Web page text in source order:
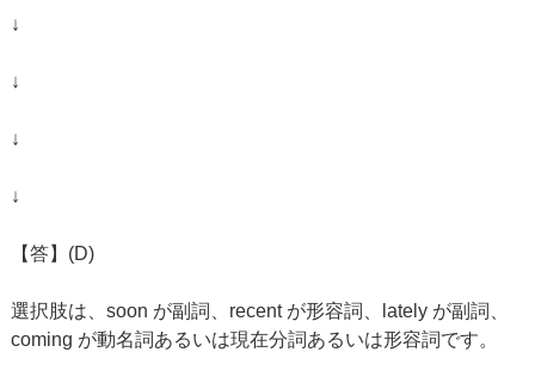
↓
↓
↓
↓
【答】(D)
選択肢は、soon が副詞、recent が形容詞、lately が副詞、
coming が動名詞あるいは現在分詞あるいは形容詞です。